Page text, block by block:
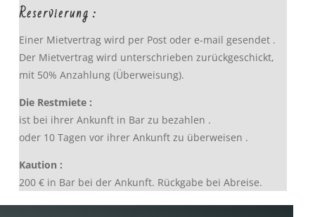
Reservierung :
Einer Mietvertrag wird per Post oder e-mail gesendet .
Der Mietvertrag wird unterschrieben zurückgeschickt,
mit 50% Anzahlung (Überweisung).
Die Restmiete :
ist bei ihrer Ankunft in Bar zu bezahlen .
oder 10 Tagen vor ihrer Ankunft zu überweisen .
Kaution :
200 € in Bar bei der Ankunft. Rückgabe bei Abreise.